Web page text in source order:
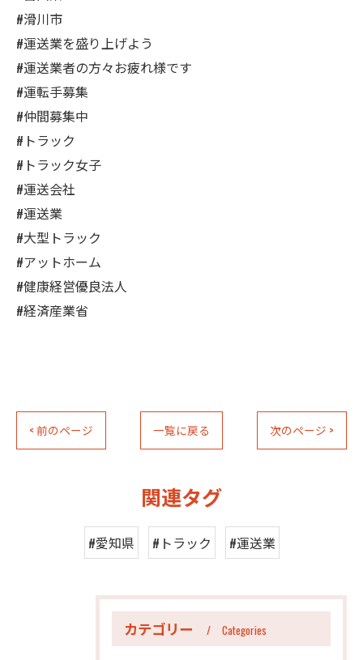
#滑川市
#運送業を盛り上げよう
#運送業者の方々お疲れ様です
#運転手募集
#仲間募集中
#トラック
#トラック女子
#運送会社
#運送業
#大型トラック
#アットホーム
#健康経営優良法人
#経済産業省
< 前のページ 一覧に戻る 次のページ >
関連タグ
#愛知県 #トラック #運送業
カテゴリー Categories